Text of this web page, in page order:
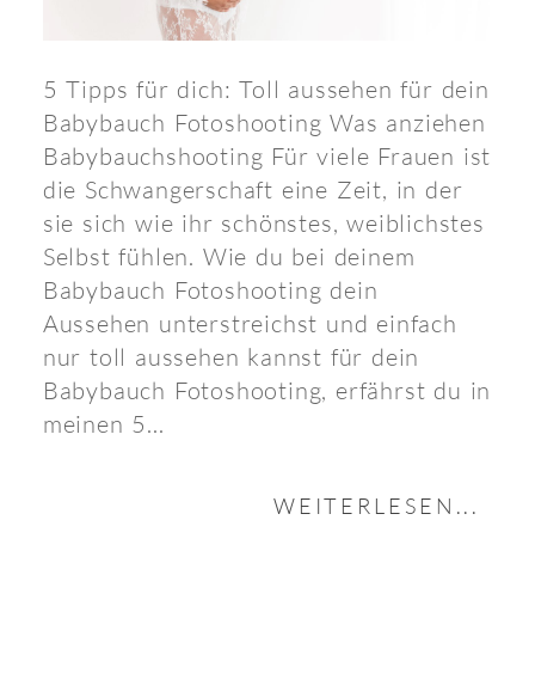
5 Tipps für dich: Toll aussehen für dein
Babybauch Fotoshooting Was anziehen
Babybauchshooting Für viele Frauen ist
die Schwangerschaft eine Zeit, in der
sie sich wie ihr schönstes, weiblichstes
Selbst fühlen. Wie du bei deinem
Babybauch Fotoshooting dein
Aussehen unterstreichst und einfach
nur toll aussehen kannst für dein
Babybauch Fotoshooting, erfährst du in
meinen 5...
WEITERLESEN...